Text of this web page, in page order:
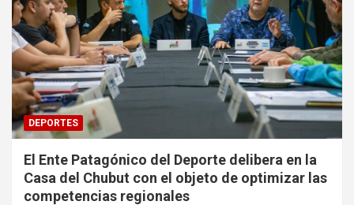
DEPORTES
El Ente Patagónico del Deporte delibera en la
Casa del Chubut con el objeto de optimizar las
competencias regionales